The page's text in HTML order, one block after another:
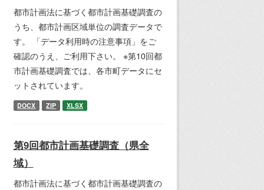
都市計画法に基づく都市計画基礎調査の
うち、都市計画区域単位の調査データで
す。 「データ利用時の注意事項」をご
確認のうえ、ご利用下さい。 ※第10回都
市計画基礎調査では、各市町データにセ
ットされています。
DOCX ZIP XLSX
第9回都市計画基礎調査（県全
域）
都市計画法に基づく都市計画基礎調査の